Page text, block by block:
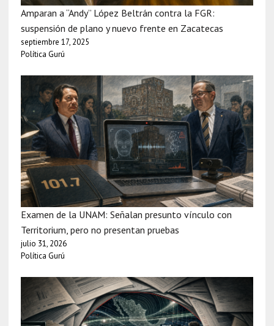
Amparan a “Andy” López Beltrán contra la FGR:
suspensión de plano y nuevo frente en Zacatecas
septiembre 17, 2025
Política Gurú
Examen de la UNAM: Señalan presunto vínculo con
Territorium, pero no presentan pruebas
julio 31, 2026
Política Gurú